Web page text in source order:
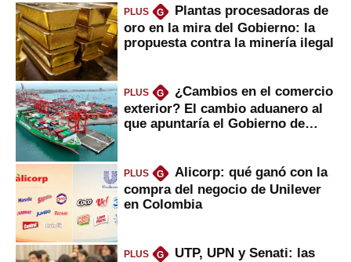
PLUS G
Plantas procesadoras de
oro en la mira del Gobierno: la
propuesta contra la minería ilegal
PLUS G
¿Cambios en el comercio
exterior? El cambio aduanero al
que apuntaría el Gobierno de
PLUS G
Alicorp: qué ganó con la
compra del negocio de Unilever
en Colombia
PLUS G
UTP, UPN y Senati: las